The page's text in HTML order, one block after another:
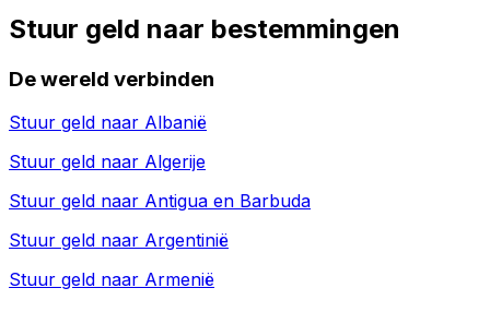
Stuur geld naar bestemmingen
De wereld verbinden
Stuur geld naar Albanië
Stuur geld naar Algerije
Stuur geld naar Antigua en Barbuda
Stuur geld naar Argentinië
Stuur geld naar Armenië